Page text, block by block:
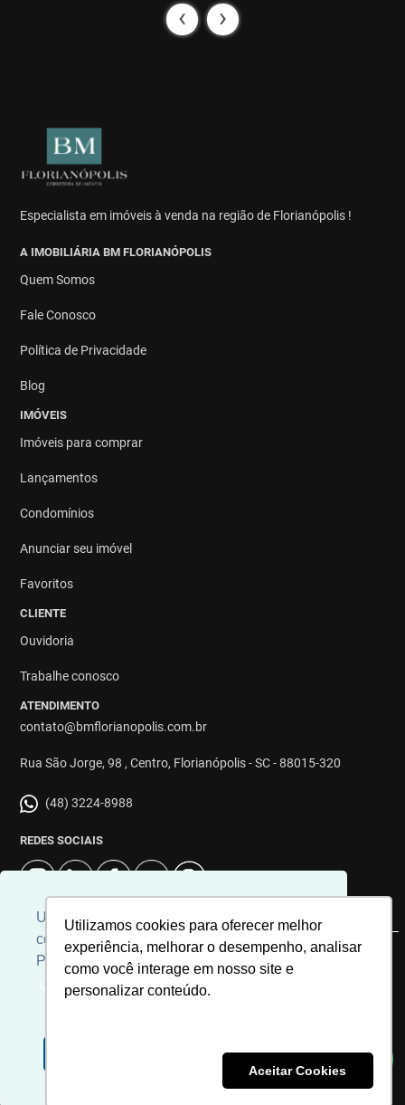
Usamos cookies para personalizar
conteúdos e melhorar a sua experiência.
Para ver nossa política de cookies
Clique aqui
Utilizamos cookies para oferecer melhor
experiência, melhorar o desempenho, analisar
como você interage em nosso site e
personalizar conteúdo.
Aceitar Cookies
‹ ›
Especialista em imóveis à venda na região de Florianópolis !
A IMOBILIÁRIA BM FLORIANÓPOLIS
Quem Somos
Fale Conosco
Política de Privacidade
Blog
IMÓVEIS
Imóveis para comprar
Lançamentos
Condomínios
Anunciar seu imóvel
Favoritos
CLIENTE
Ouvidoria
Trabalhe conosco
ATENDIMENTO
contato@bmflorianopolis.com.br
Rua São Jorge, 98 , Centro, Florianópolis - SC - 88015-320
(48) 3224-8988
REDES SOCIAIS
© 2026 | Imobiliária BM Florianópolis | CRECI: 8863J | Desenvolvido
Universal Software.